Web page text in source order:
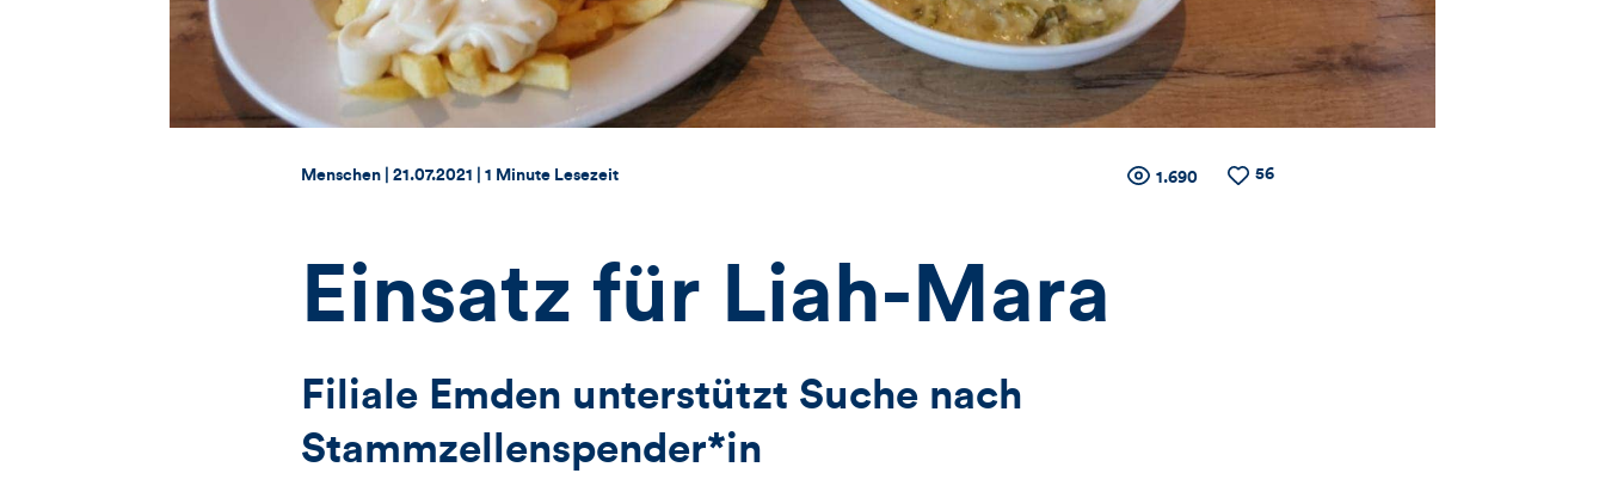
Thema:
Menschen | Datum:
21.07.2021 1 Minute Lesezeit
Zähler
Anzahl
1.690
Anzahl
56
Einsatz für Liah-Mara
Filiale Emden unterstützt Suche nach
Stammzellenspender*in